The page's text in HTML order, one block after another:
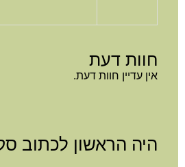
חוות דעת
אין עדיין חוות דעת.
היה הראשון לכתוב